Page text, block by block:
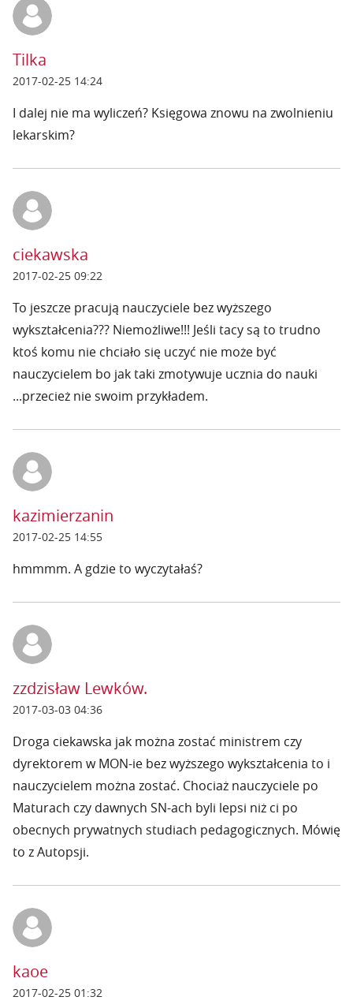
Tilka
2017-02-25 14:24
I dalej nie ma wyliczeń? Księgowa znowu na zwolnieniu
lekarskim?
ciekawska
2017-02-25 09:22
To jeszcze pracują nauczyciele bez wyższego
wykształcenia??? Niemożliwe!!! Jeśli tacy są to trudno
ktoś komu nie chciało się uczyć nie może być
nauczycielem bo jak taki zmotywuje ucznia do nauki
...przecież nie swoim przykładem.
kazimierzanin
2017-02-25 14:55
hmmmm. A gdzie to wyczytałaś?
zzdzisław Lewków.
2017-03-03 04:36
Droga ciekawska jak można zostać ministrem czy
dyrektorem w MON-ie bez wyższego wykształcenia to i
nauczycielem można zostać. Chociaż nauczyciele po
Maturach czy dawnych SN-ach byli lepsi niż ci po
obecnych prywatnych studiach pedagogicznych. Mówię
to z Autopsji.
kaoe
2017-02-25 01:32